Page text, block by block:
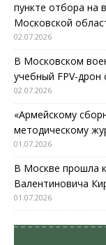
пункте отбора на
Московской
02.07.2026
В Московском
учебный FPV-дрон
02.07.2026
«Армейскому
методическому
01.07.2026
В Москве прошла
Валентиновича
01.07.2026